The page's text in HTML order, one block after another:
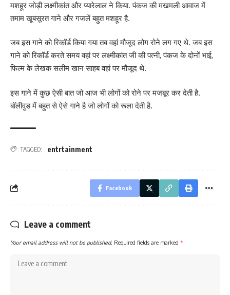
मशहूर जोड़ी लक्ष्मीकांत और प्यारेलाल ने किया. पंकज की मखमली आवाज में
तमाम खूबसूरत गाने और गजलें बहुत मशहूर है.
जब इस गाने को रिकॉर्ड किया गया तब वहां मौजूद लोग रोने लग गए थे. जब इस
गाने को रिकॉर्ड करते समय वहां पर लक्ष्मीकांत जी की पत्नी, पंकज के दोनों भाई,
फिल्म के लेखक सलीम खान साहब वहां पर मौजूद थे.
इस गाने में कुछ ऐसी बात जो आज भी लोगों को रोने पर मजबूर कर देती है.
बॉलीवुड में बहुत से ऐसे गाने है जो लोगों को रूला देती है.
TAGGED: entrtainment
Facebook
Leave a comment
Your email address will not be published. Required fields are marked *